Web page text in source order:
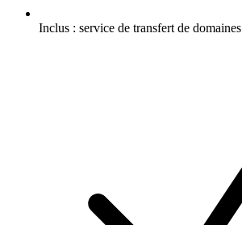
Inclus : service de transfert de domaines